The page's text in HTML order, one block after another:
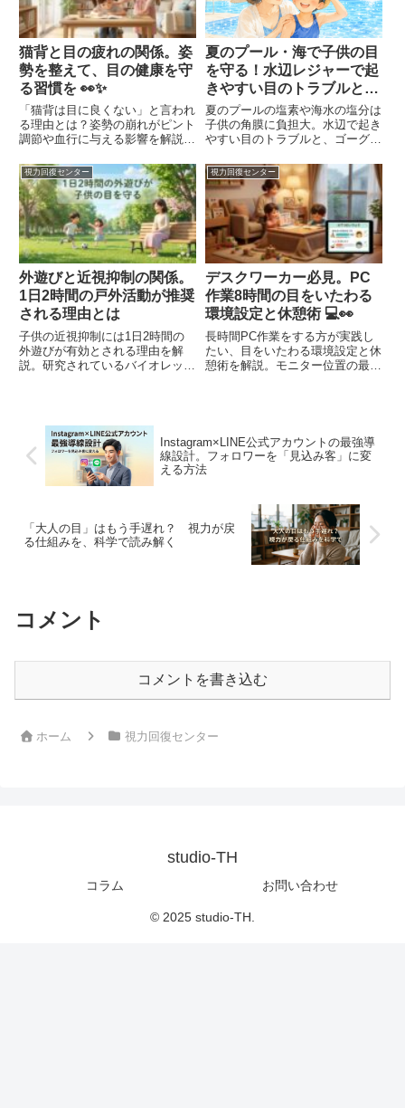
猫背と目の疲れの関係。姿
勢を整えて、目の健康を守
る習慣を 👀✨
「猫背は目に良くない」と言われ
る理由とは？姿勢の崩れがピント
調節や血行に与える影響を解説。
ェックリストやリフレッシュ方法
をご紹介します。
夏のプール・海で子供の目
を守る！水辺レジャーで起
きやすい目のトラブルと予
防法
夏のプールの塩素や海水の塩分は
子供の角膜に負担大。水辺で起き
やすい目のトラブルと、ゴーグル
策まで、家庭でできる予防法をわ
かりやすく解説します。
視力回復センター
外遊びと近視抑制の関係。
1日2時間の戸外活動が推奨
される理由とは
子供の近視抑制には1日2時間の
外遊びが有効とされる理由を解
説。研究されているバイオレット
視力回復センター
デスクワーカー必見。PC
作業8時間の目をいたわる
環境設定と休憩術 💻👀
長時間PC作業をする方が実践し
たい、目をいたわる環境設定と休
憩術を解説。モニター位置の最適
Instagram×LINE公式アカウントの最強導
線設計。フォロワーを「見込み客」に変
える方法
「大人の目」はもう手遅れ？ 視力が戻
る仕組みを、科学で読み解く
コメント
コメントを書き込む
ホーム 視力回復センター
studio-TH
コラム お問い合わせ
© 2025 studio-TH.